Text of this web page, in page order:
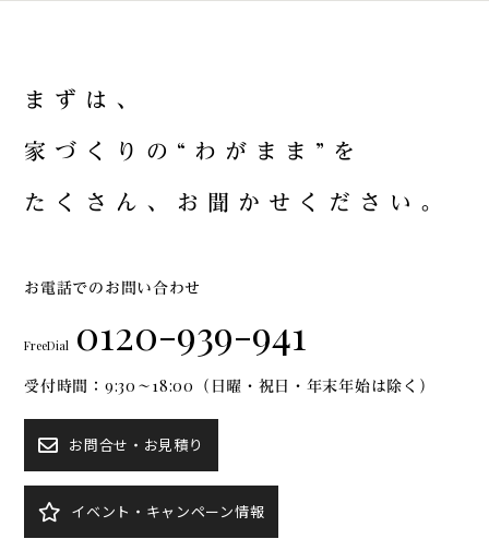
ま ず は 、
家 づ く り の “ わ が ま ま ” を
た く さ ん 、 お 聞 か せ く だ さ い 。
お電話でのお問い合わせ
FreeDial 0120-939-941
受付時間：9:30～18:00（日曜・祝日・年末年始は除く）
お問合せ・お見積り
イベント・キャンペーン情報